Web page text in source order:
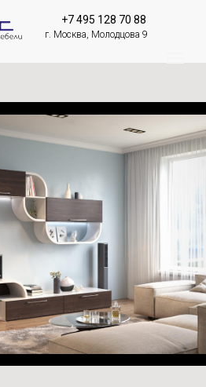
+7 495 128 70 88
г. Москва, Молодцова 9